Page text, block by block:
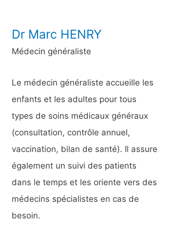
Dr Marc HENRY
Médecin généraliste
Le médecin généraliste accueille les
enfants et les adultes pour tous
types de soins médicaux généraux
(consultation, contrôle annuel,
vaccination, bilan de santé). Il assure
également un suivi des patients
dans le temps et les oriente vers des
médecins spécialistes en cas de
besoin.